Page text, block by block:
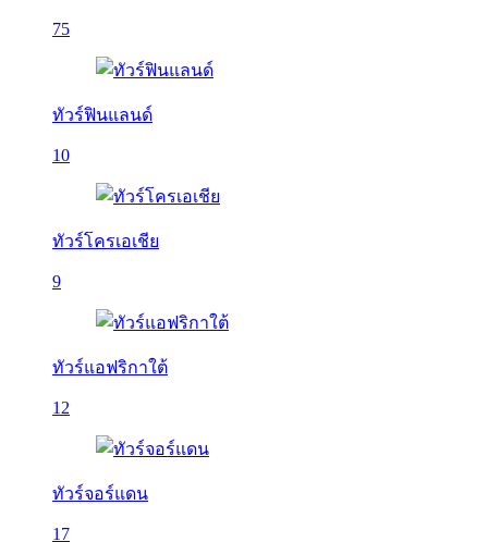
75
ทัวร์ฟินแลนด์
10
ทัวร์โครเอเชีย
9
ทัวร์แอฟริกาใต้
12
ทัวร์จอร์แดน
17